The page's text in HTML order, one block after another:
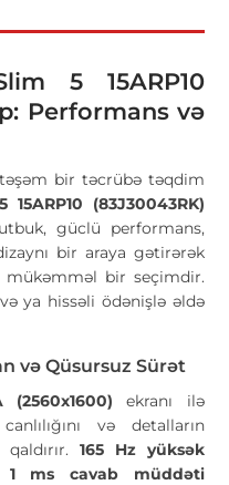
5 15ARP10
Performans və
bir təcrübə təqdim
(83J30043RK)
güclü performans,
bir araya gətirərək
bir seçimdir.
ya hissəli ödənişlə əldə
və Qüsursuz Sürət
(2560x1600) ekranı ilə
və detalların
165 Hz yüksək
ms cavab müddəti